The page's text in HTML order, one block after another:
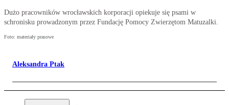
Dużo pracowników wrocławskich korporacji opiekuje się psami w
schronisku prowadzonym przez Fundację Pomocy Zwierzętom Matuzalki.
Foto: materiały prasowe
Aleksandra Ptak